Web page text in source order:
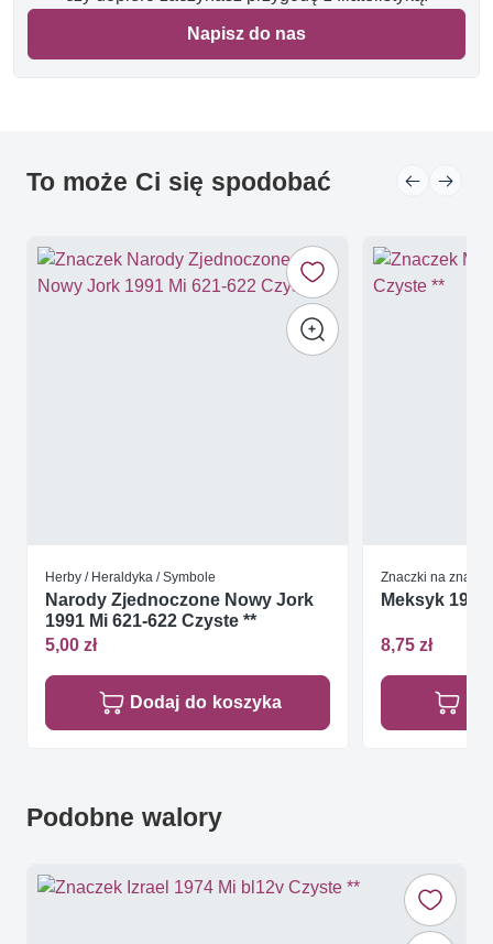
Napisz do nas
To może Ci się spodobać
Herby / Heraldyka / Symbole
Narody Zjednoczone Nowy Jork
1991 Mi 621-622 Czyste **
5,00 zł
Dodaj do koszyka
Znaczki na
Meksyk
8,75 zł
Podobne walory